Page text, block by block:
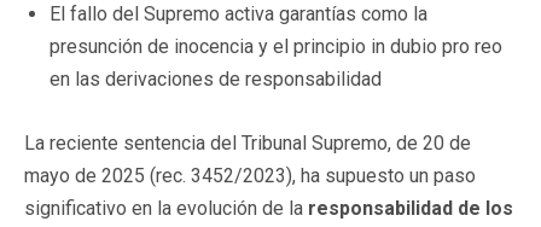
El fallo del Supremo activa garantías como la
presunción de inocencia y el principio in dubio pro reo
en las derivaciones de responsabilidad
La reciente sentencia del Tribunal Supremo, de 20 de
mayo de 2025 (rec. 3452/2023), ha supuesto un paso
significativo en la evolución de la responsabilidad de los